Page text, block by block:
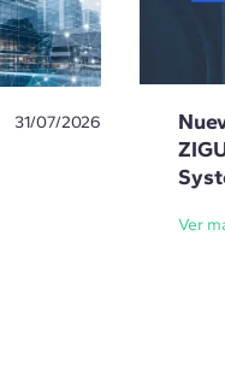
31/07/2026
Ver